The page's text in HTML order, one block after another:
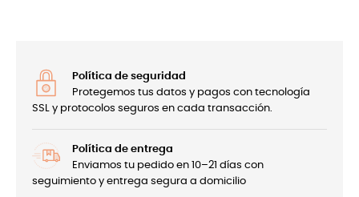
Política de seguridad
Protegemos tus datos y pagos con tecnología
SSL y protocolos seguros en cada transacción.
Política de entrega
Enviamos tu pedido en 10–21 días con
seguimiento y entrega segura a domicilio